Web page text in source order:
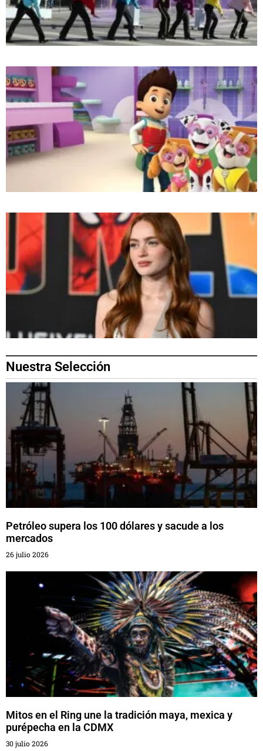
Nuestra Selección
Petróleo supera los 100 dólares y sacude a los
mercados
26 julio 2026
Mitos en el Ring une la tradición maya, mexica y
purépecha en la CDMX
30 julio 2026